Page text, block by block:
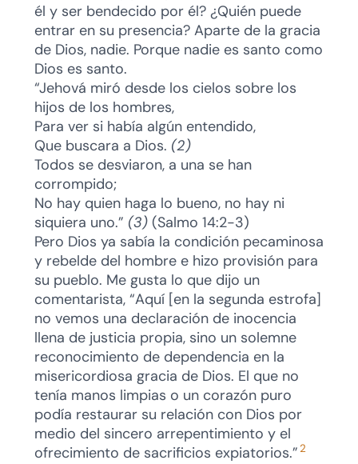
él y ser bendecido por él? ¿Quién puede
entrar en su presencia? Aparte de la gracia
de Dios, nadie. Porque nadie es santo como
Dios es santo.
“Jehová miró desde los cielos sobre los
hijos de los hombres,
Para ver si había algún entendido,
Que buscara a Dios. (2)
Todos se desviaron, a una se han
corrompido;
No hay quien haga lo bueno, no hay ni
siquiera uno.” (3)(Salmo 14:2-3)
Pero Dios ya sabía la condición pecaminosa
y rebelde del hombre e hizo provisión para
su pueblo. Me gusta lo que dijo un
comentarista, “Aquí [en la segunda estrofa]
no vemos una declaración de inocencia
llena de justicia propia, sino un solemne
reconocimiento de dependencia en la
misericordiosa gracia de Dios. El que no
tenía manos limpias o un corazón puro
podía restaurar su relación con Dios por
medio del sincero arrepentimiento y el
ofrecimiento de sacrificios expiatorios.”2